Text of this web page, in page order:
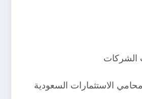
الاستثمارات السعودية